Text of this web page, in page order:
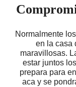
Normalmente
en la casa
maravillosas.
estar juntos
prepara para
aca y se